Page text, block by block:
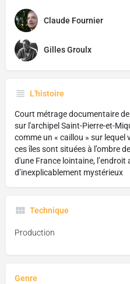
Claude Fournier
Gilles Groulx
L'histoire
Court métrage documentaire
sur l'archipel Saint-Pierre-et-
comme un « caillou » sur lequel
ces îles sont situées à l’ombre
d'une France lointaine, l’endroit
d’inexplicablement mystérieux
Technique
Production
Genre